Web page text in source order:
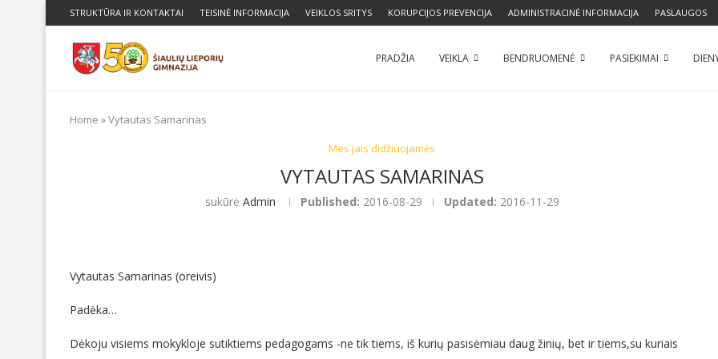
STRUKTŪRA IR KONTAKTAI TEISINĖ INFORMACIJA VEIKLOS SRITYS KORUPCIJOS PREVENCIJA ADMINISTRACINĖ INFORMACIJA PASLAUGOS
PRADŽIA VEIKLA BENDRUOMENĖ PASIEKIMAI
Home »Vytautas Samarinas
Mes jais didžiuojamės
VYTAUTAS SAMARINAS
sukūrė Admin Published: 2016-08-29 Updated: 2016-11-29
Vytautas Samarinas (oreivis)
Padėka…
Dėkoju visiems mokykloje sutiktiems pedagogams -ne tik tiems, iš kurių pasisėmiau daug žinių, bet ir tiems,su kuriais